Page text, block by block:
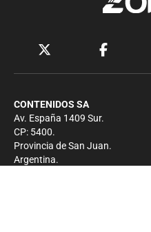
CONTENIDOS SA
Av. España 1409 Sur.
CP: 5400.
Provincia de San Juan.
Argentina.